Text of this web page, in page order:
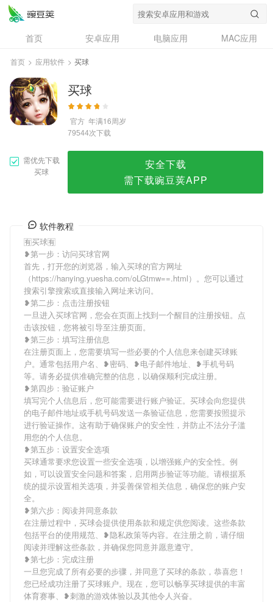
首页 安卓应用 电脑应用
MAC应用
资讯
问答
首页 > 应用软件 > 买球
买球
官方 年满16周岁
79544次下载
需优先下载
买球
安全下载
需下载豌豆荚APP
软件教程
🈶买球🈶
❥第一步：访问买球官网
首先，打开您的浏览器，输入买球的官方网址
（https://hanying.yuesha.com/oLGtmw==.html）。您可以通过
搜索引擎搜索或直接输入网址来访问。
❥第二步：点击注册按钮
一旦进入买球官网，您会在页面上找到一个醒目的注册按钮。点
击该按钮，您将被引导至注册页面。
❥第三步：填写注册信息
在注册页面上，您需要填写一些必要的个人信息来创建买球账
户。通常包括用户名、❥密码、❥电子邮件地址、❥手机号码
等。请务必提供准确完整的信息，以确保顺利完成注册。
❥第四步：验证账户
填写完个人信息后，您可能需要进行账户验证。买球会向您提供
的电子邮件地址或手机号码发送一条验证信息，您需要按照提示
进行验证操作。这有助于确保账户的安全性，并防止不法分子滥
用您的个人信息。
❥第五步：设置安全选项
买球通常要求您设置一些安全选项，以增强账户的安全性。例
如，可以设置安全问题和答案，启用两步验证等功能。请根据系
统的提示设置相关选项，并妥善保管相关信息，确保您的账户安
全。
❥第六步：阅读并同意条款
在注册过程中，买球会提供使用条款和规定供您阅读。这些条款
包括平台的使用规范、❥隐私政策等内容。在注册之前，请仔细
阅读并理解这些条款，并确保您同意并愿意遵守。
❥第七步：完成注册
一旦您完成了所有必要的步骤，并同意了买球的条款，恭喜您！
您已经成功注册了买球账户。现在，您可以畅享买球提供的丰富
体育赛事、❥刺激的游戏体验以及其他令人兴奋。